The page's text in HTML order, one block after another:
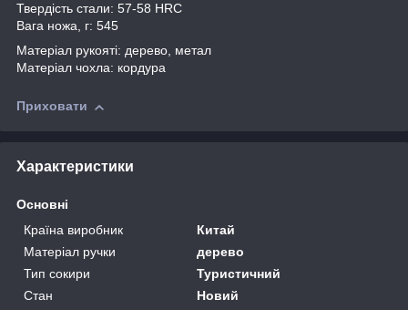
Твердість стали: 57-58 HRC
Вага ножа, г: 545
Матеріал рукояті: дерево, метал
Матеріал чохла: кордура
Приховати
Характеристики
Основні
Країна виробник
Китай
Матеріал ручки
дерево
Тип сокири
Туристичний
Стан
Новий